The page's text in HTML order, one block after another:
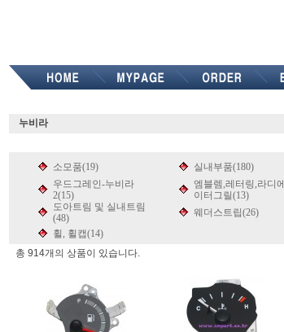
누비라
소모품(19) 실내부품(180)
우드그레인-누비라
2(15)
엠블렘,레터링,라디에
이터그릴(13)
도아트림 및 실내트림
(48)
웨더스트립(26)
휠, 휠캡(14)
총 914개의 상품이 있습니다.